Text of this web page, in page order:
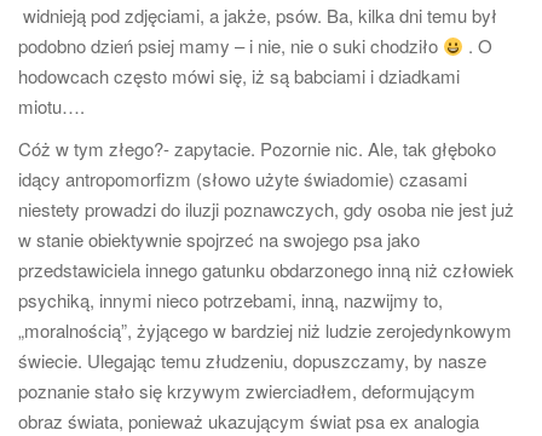
widnieją pod zdjęciami, a jakże, psów. Ba, kilka dni temu był
podobno dzień psiej mamy – i nie, nie o suki chodziło
. O
hodowcach często mówi się, iż są babciami i dziadkami
miotu….
Cóż w tym złego?- zapytacie. Pozornie nic. Ale, tak głęboko
idący antropomorfizm (słowo użyte świadomie) czasami
niestety prowadzi do iluzji poznawczych, gdy osoba nie jest już
w stanie obiektywnie spojrzeć na swojego psa jako
przedstawiciela innego gatunku obdarzonego inną niż człowiek
psychiką, innymi nieco potrzebami, inną, nazwijmy to,
„moralnością”, żyjącego w bardziej niż ludzie zerojedynkowym
świecie. Ulegając temu złudzeniu, dopuszczamy, by nasze
poznanie stało się krzywym zwierciadłem, deformującym
obraz świata, ponieważ ukazującym świat psa ex analogia